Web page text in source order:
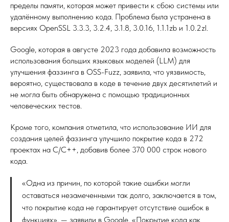
пределы памяти, которая может привести к сбою системы или
удалённому выполнению кода. Проблема была устранена в
версиях OpenSSL 3.3.3, 3.2.4, 3.1.8, 3.0.16, 1.1.1zb и 1.0.2zl.
Google, которая в августе 2023 года добавила возможность
использования больших языковых моделей (LLM) для
улучшения фаззинга в OSS-Fuzz, заявила, что уязвимость,
вероятно, существовала в коде в течение двух десятилетий и
не могла быть обнаружена с помощью традиционных
человеческих тестов.
Кроме того, компания отметила, что использование ИИ для
создания целей фаззинга улучшило покрытие кода в 272
проектах на C/C++, добавив более 370 000 строк нового
кода.
«Одна из причин, по которой такие ошибки могли
оставаться незамеченными так долго, заключается в том,
что покрытие кода не гарантирует отсутствие ошибок в
функциях», — заявили в Google. «Покрытие кода как